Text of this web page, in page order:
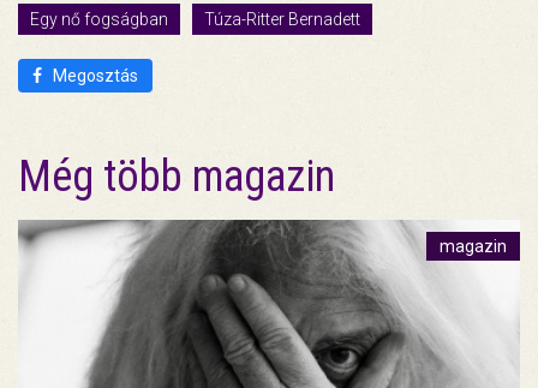
Egy nő fogságban
Túza-Ritter Bernadett
Megosztás
Még több magazin
magazin